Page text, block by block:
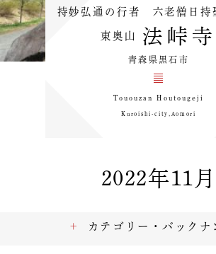
持妙弘通の行者 六老僧日持
東奥山 法峠寺
青森県黒石市
Tououzan Houtougeji
Kuroishi-city,Aomori
2022年11月
カテゴリー・バックナ